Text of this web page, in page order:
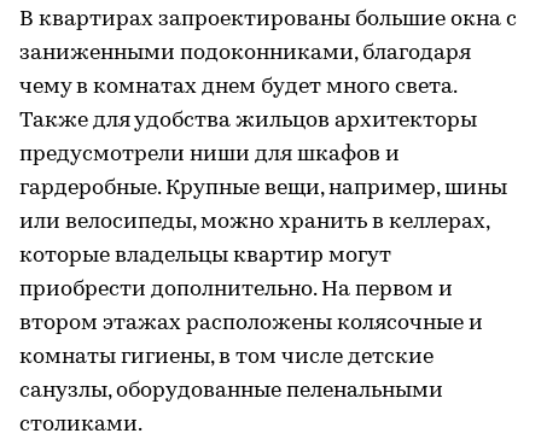
В квартирах запроектированы большие окна с
заниженными подоконниками, благодаря
чему в комнатах днем будет много света.
Также для удобства жильцов архитекторы
предусмотрели ниши для шкафов и
гардеробные. Крупные вещи, например, шины
или велосипеды, можно хранить в келлерах,
которые владельцы квартир могут
приобрести дополнительно. На первом и
втором этажах расположены колясочные и
комнаты гигиены, в том числе детские
санузлы, оборудованные пеленальными
столиками.